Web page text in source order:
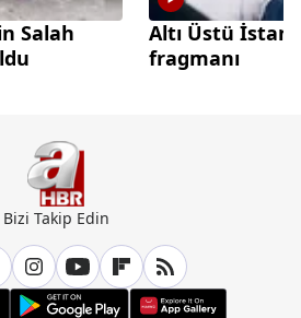
Salah
Altı Üstü
fragmanı
Bizi Takip Edin